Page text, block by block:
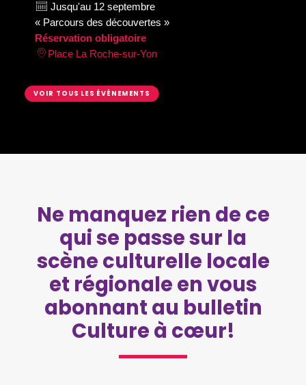
Jusqu'au 12 septembre
« Parcours des découvertes »
Réservation obligatoire
Place La Roche-sur-Yon
VOIR TOUS LES ÉVÉNEMENTS
Ne manquez rien de ce
qui se passe sur la
scène culturelle locale
et régionale en vous
abonnant au bulletin
Culture à cœur!